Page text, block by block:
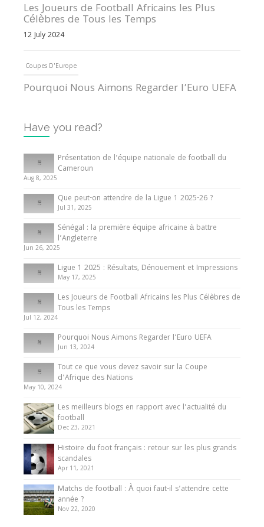
Les Joueurs de Football Africains les Plus
Célèbres de Tous les Temps
12 July 2024
Coupes D'Europe
Pourquoi Nous Aimons Regarder l’Euro UEFA
Internationales
Tout ce que vous devez savoir sur la Coupe
d’Afrique des Nations
10 May 2024
Internationales
Présentation de l’équipe nationale de football
du Cameroun
8 August 2025
Have you read?
Présentation de l’équipe nationale de football du
Cameroun
Aug 8, 2025
Que peut-on attendre de la Ligue 1 2025-26 ?
Jul 31, 2025
Sénégal : la première équipe africaine à battre
l’Angleterre
Jun 26, 2025
Ligue 1 2025 : Résultats, Dénouement et Impressions
May 17, 2025
Les Joueurs de Football Africains les Plus Célèbres de
Tous les Temps
Jul 12, 2024
Pourquoi Nous Aimons Regarder l’Euro UEFA
Jun 13, 2024
Tout ce que vous devez savoir sur la Coupe
d’Afrique des Nations
May 10, 2024
Les meilleurs blogs en rapport avec l’actualité du
football
Dec 23, 2021
Histoire du foot français : retour sur les plus grands
scandales
Apr 11, 2021
Matchs de football : À quoi faut-il s’attendre cette
année ?
Nov 22, 2020